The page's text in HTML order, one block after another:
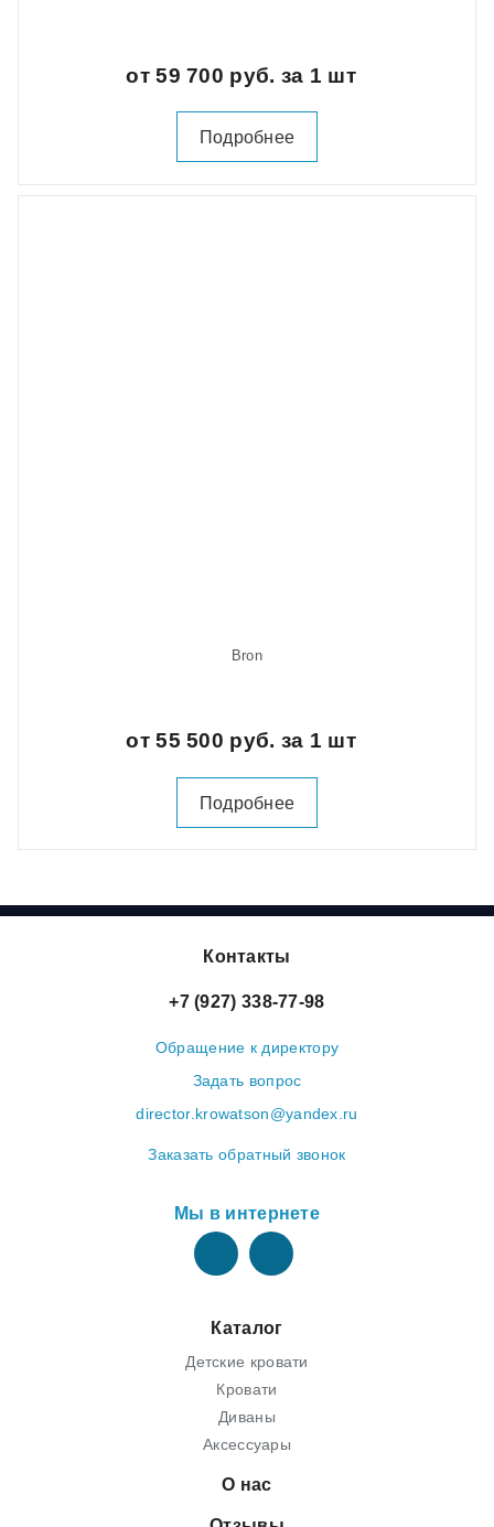
от 59 700 руб. за 1 шт
Подробнее
Bron
от 55 500 руб. за 1 шт
Подробнее
Контакты
+7 (927) 338-77-98
Обращение к директору
Задать вопрос
director.krowatson@yandex.ru
Заказать обратный звонок
Мы в интернете
Каталог
Детские кровати
Кровати
Диваны
Аксессуары
О нас